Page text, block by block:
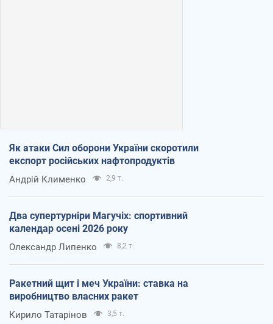
Як атаки Сил оборони України скоротили
експорт російських нафтопродуктів
Андрій Клименко 2,9 т.
Два супертурніри Магучіх: спортивний
календар осені 2026 року
Олександр Липенко 8,2 т.
Ракетний щит і меч України: ставка на
виробництво власних ракет
Кирило Татарінов 3,5 т.